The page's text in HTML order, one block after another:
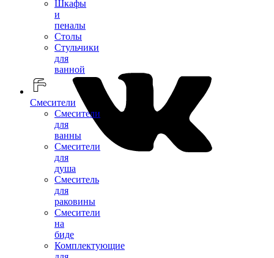
Шкафы
и
пеналы
Столы
Стульчики
для
ванной
Смесители
Смесители
для
ванны
Смесители
для
душа
Смеситель
для
раковины
Смесители
на
биде
Комплектующие